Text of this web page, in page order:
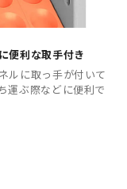
便利な取手付き
ルに取っ手が付いて
運ぶ際などに便利で